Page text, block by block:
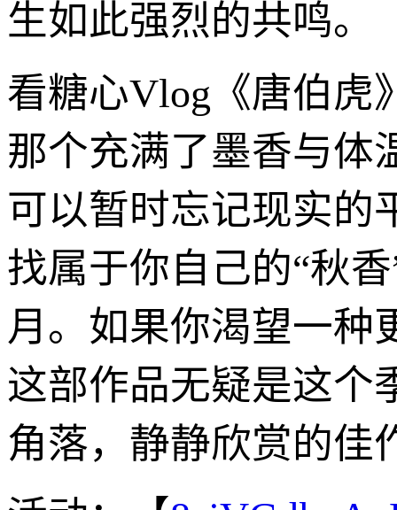
生如此强烈的共鸣。
看糖心Vlog《唐伯虎
那个充满了墨香与体
可以暂时忘记现实的
找属于你自己的“秋
月。如果你渴望一种
这部作品无疑是这个
角落，静静欣赏的佳